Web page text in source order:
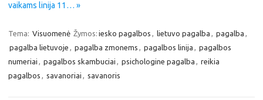
vaikams linija 11… »
Tema: Visuomenė Žymos: iesko pagalbos , lietuvo pagalba , pagalba ,
pagalba lietuvoje , pagalba zmonems , pagalbos linija , pagalbos
numeriai , pagalbos skambuciai , psichologine pagalba , reikia
pagalbos , savanoriai , savanoris